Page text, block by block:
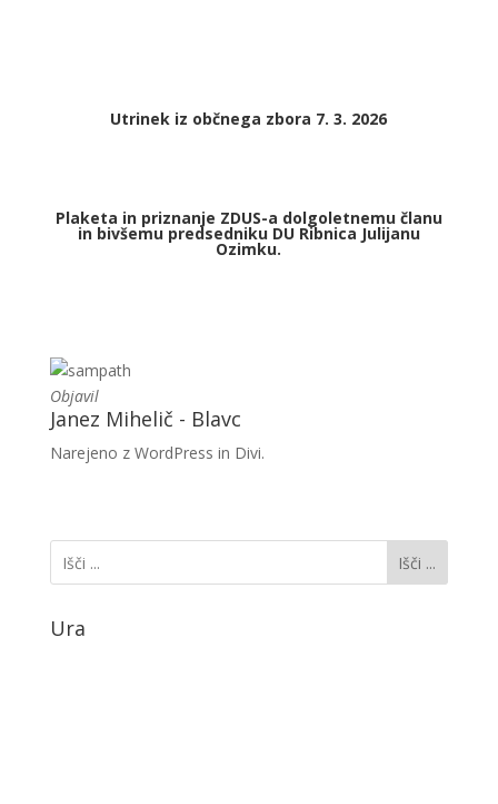
Utrinek iz občnega zbora 7. 3. 2026
Plaketa in priznanje ZDUS-a dolgoletnemu članu
in bivšemu predsedniku DU Ribnica Julijanu
Ozimku.
Objavil
Janez Mihelič - Blavc
Narejeno z WordPress in Divi.
Išči ...
Ura